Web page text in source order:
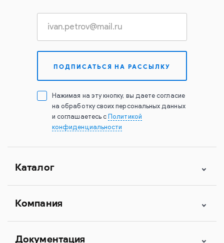
Нажимая на эту кнопку, вы даете согласие
на обработку своих персональных данных
и соглашаетесь с Политикой
конфиденциальности
Каталог
Компания
Документация